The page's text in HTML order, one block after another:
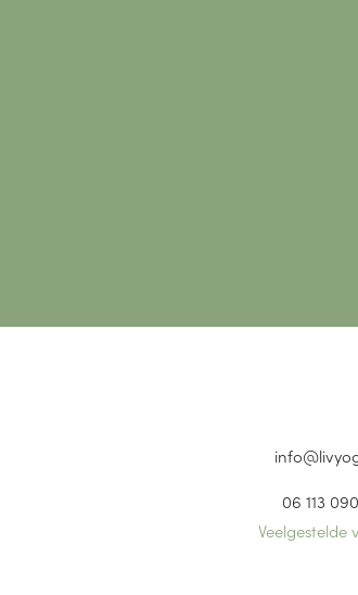
06 113
Veelgestelde